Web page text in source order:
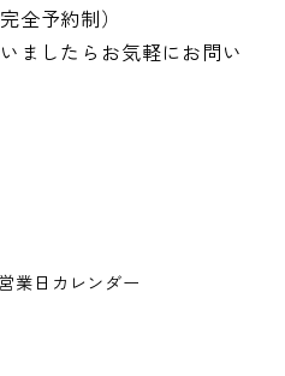
全予約制）
ましたらお気軽にお問い
営業日カレンダー